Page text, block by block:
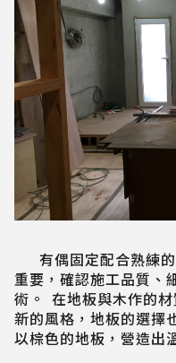
有偶固定配合熟練的
重要，確認施工品質、
術。 在地板與木作的
新的風格，地板的選擇
以棕色的地板，營造出